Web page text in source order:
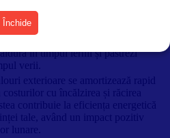
ale rulourilor sunt umplute
eco importată din Spania,
în timpul iernii și păstrezi
verii.
exterioare se amortizează rapid
costurilor cu încălzirea și răcirea
contribuie la eficiența energetică
tale, având un impact pozitiv
lunare.
Închide